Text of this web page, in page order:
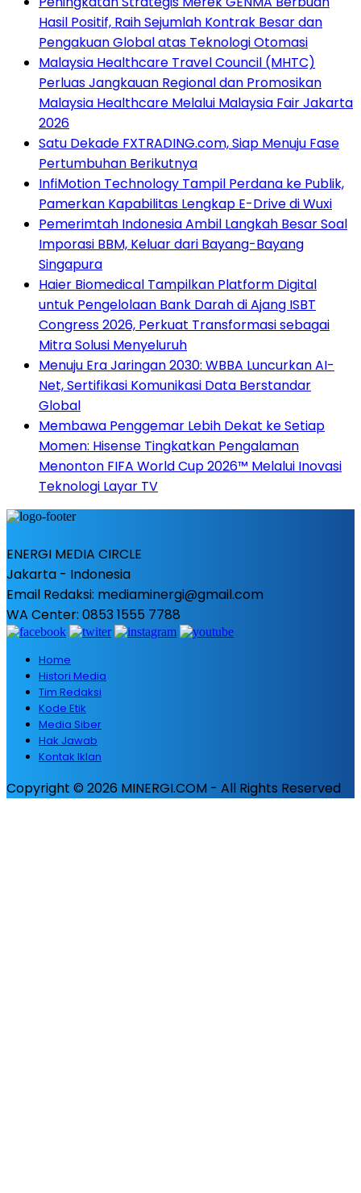
Hasil Positif, Raih Sejumlah Kontrak Besar dan
Pengakuan Global atas Teknologi Otomasi
Malaysia Healthcare Travel Council (MHTC)
Perluas Jangkauan Regional dan Promosikan
Malaysia Healthcare Melalui Malaysia Fair Jakarta
2026
Satu Dekade FXTRADING.com, Siap Menuju Fase
Pertumbuhan Berikutnya
InfiMotion Technology Tampil Perdana ke Publik,
Pamerkan Kapabilitas Lengkap E-Drive di Wuxi
Pemerimtah Indonesia Ambil Langkah Besar Soal
Imporasi BBM, Keluar dari Bayang-Bayang
Singapura
Haier Biomedical Tampilkan Platform Digital
untuk Pengelolaan Bank Darah di Ajang ISBT
Congress 2026, Perkuat Transformasi sebagai
Mitra Solusi Menyeluruh
Menuju Era Jaringan 2030: WBBA Luncurkan AI-
Net, Sertifikasi Komunikasi Data Berstandar
Global
Membawa Penggemar Lebih Dekat ke Setiap
Momen: Hisense Tingkatkan Pengalaman
Menonton FIFA World Cup 2026™ Melalui Inovasi
Teknologi Layar TV
ENERGI MEDIA CIRCLE
Jakarta - Indonesia
Email Redaksi: mediaminergi@gmail.com
WA Center: 0853 1555 7788
Home
Histori Media
Tim Redaksi
Kode Etik
Media Siber
Hak Jawab
Kontak Iklan
Copyright © 2026 MINERGI.COM - All Rights Reserved